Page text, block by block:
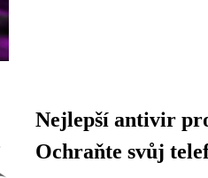
Nejlepší antivir
Ochraňte svůj